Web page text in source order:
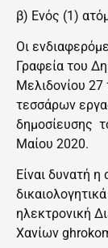
β) Ενός (1)
Οι
Γραφεία του
Μελιδονίου
τεσσάρων
δημοσίευσης
Μαίου 2020.
Είναι δυνατή
ηλεκτρονική
Χανίων